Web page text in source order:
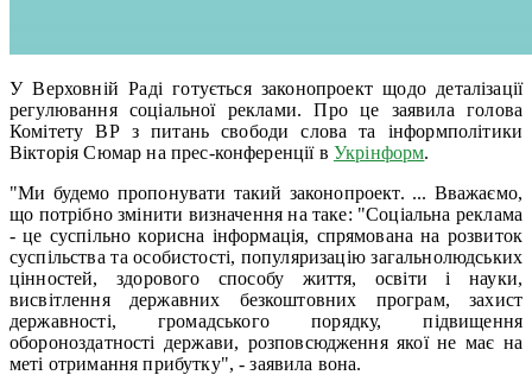
У Верховній Раді готується законопроект щодо деталізації
регулювання соціальної реклами. Про це заявила голова
Комітету ВР з питань свободи слова та інформполітики
Вікторія Сюмар на прес-конференції в Укрінформ.
"Ми будемо пропонувати такий законопроект. ... Вважаємо,
що потрібно змінити визначення на таке: "Соціальна реклама
- це суспільно корисна інформація, спрямована на розвиток
суспільства та особистості, популяризацію загальнолюдських
цінностей, здорового способу життя, освіти і науки,
висвітлення державних безкоштовних програм, захист
державності, громадського порядку, підвищення
обороноздатності держави, розповсюдження якої не має на
меті отримання прибутку", - заявила вона.